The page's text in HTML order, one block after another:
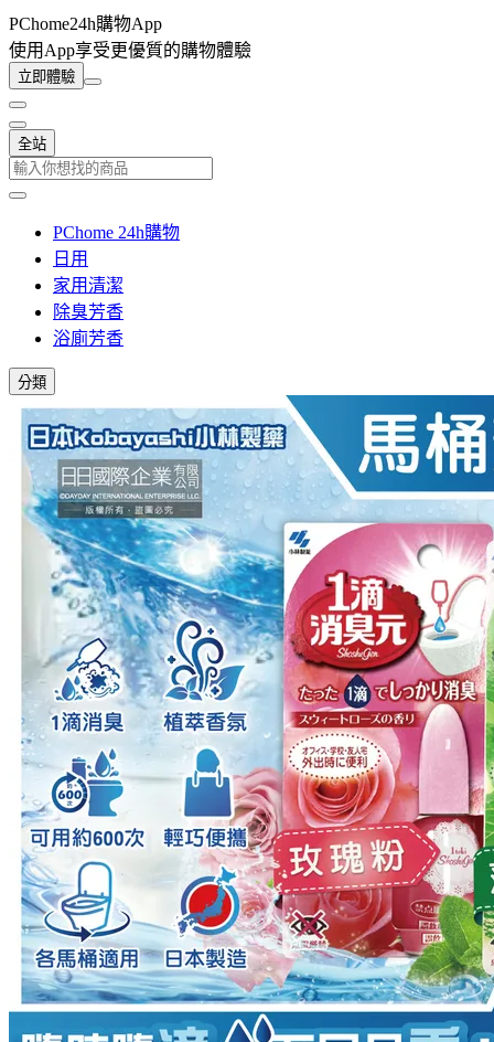
PChome24h購物App
使用App享受更優質的購物體驗
立即體驗
全站
PChome 24h購物
日用
家用清潔
除臭芳香
浴廁芳香
分類